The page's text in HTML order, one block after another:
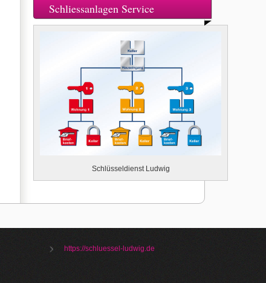
Schliessanlagen Service
Schlüsseldienst Ludwig
https://schluessel-ludwig.de